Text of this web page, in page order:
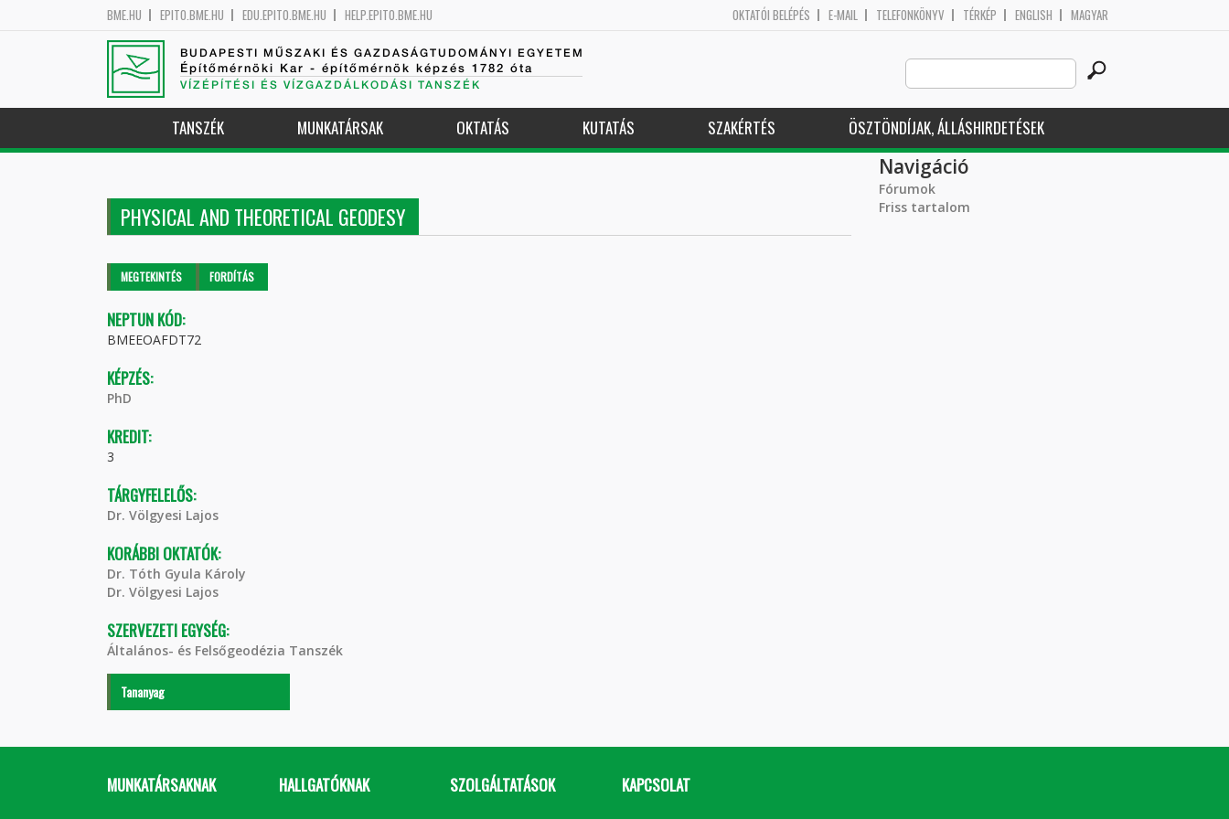
BME.HU EPITO.BME.HU EDU.EPITO.BME.HU HELP.EPITO.BME.HU OKTATÓI BELÉPÉS E-MAIL TELEFONKÖNYV TÉRKÉP ENGLISH MAGYAR
BUDAPESTI MŰSZAKI ÉS GAZDASÁGTUDOMÁNYI EGYETEM
Építőmérnöki Kar - építőmérnök képzés 1782 óta
VÍZÉPÍTÉSI ÉS VÍZGAZDÁLKODÁSI TANSZÉK
Search
this
site
TANSZÉK MUNKATÁRSAK OKTATÁS KUTATÁS SZAKÉRTÉS ÖSZTÖNDÍJAK, ÁLLÁSHIRDETÉSEK
PHYSICAL AND THEORETICAL GEODESY
Elsődleges fülek
MEGTEKINTÉS (AKTÍVFORDÍTÁS
NEPTUN KÓD:
BMEEOAFDT72
KÉPZÉS:
PhD
KREDIT:
3
TÁRGYFELELŐS:
Dr. Völgyesi Lajos
KORÁBBI OKTATÓK:
Dr. Tóth Gyula Károly
Dr. Völgyesi Lajos
SZERVEZETI EGYSÉG:
Általános- és Felsőgeodézia Tanszék
Tananyag
Navigáció
Fórumok
Friss tartalom
MUNKATÁRSAKNAK HALLGATÓKNAK SZOLGÁLTATÁSOK KAPCSOLAT